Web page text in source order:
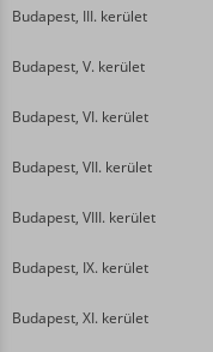
Budapest, III. kerület
Budapest, V. kerület
Budapest, VI. kerület
Budapest, VII. kerület
Budapest, VIII. kerület
Budapest, IX. kerület
Budapest, XI. kerület